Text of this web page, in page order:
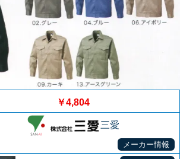
￥4,804
三愛
メーカー情報